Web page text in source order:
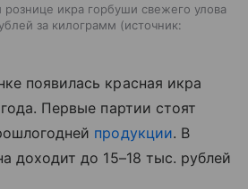
икра горбуши свежего улова
за килограмм
источник:
появилась красная икра
Первые партии стоят
продукции. В
доходит до 15–18 тыс. рублей